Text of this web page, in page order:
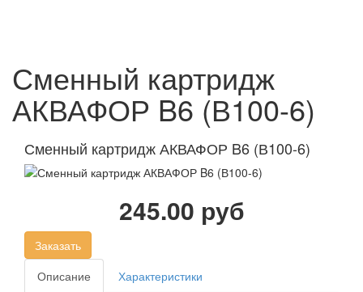
Сменный картридж
АКВАФОР B6 (В100-6)
Сменный картридж АКВАФОР B6 (В100-6)
245.00 руб
Заказать
Описание
Характеристики